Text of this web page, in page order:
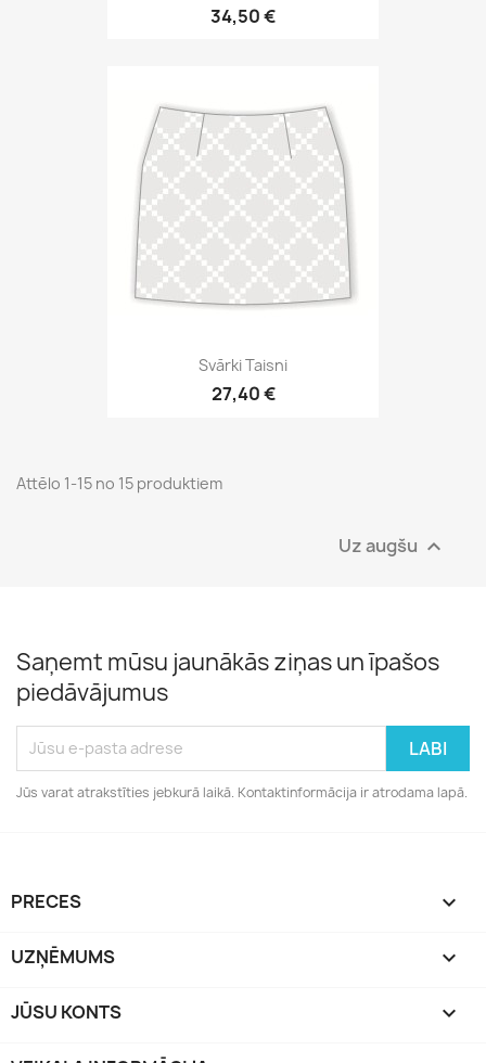
34,50 €
Svārki Taisni
27,40 €
Attēlo 1-15 no 15 produktiem
Uz augšu 
Saņemt mūsu jaunākās ziņas un īpašos
piedāvājumus
Jūs varat atrakstīties jebkurā laikā. Kontaktinformācija ir atrodama lapā.
PRECES 
UZŅĒMUMS 
JŪSU KONTS 